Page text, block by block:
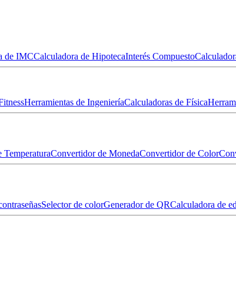
de IMCCalculadora de HipotecaInterés Compuesto
Herramientas de IngenieríaCalculadoras de Física
Convertidor de MonedaConvertidor de Color
Selector de colorGenerador de QRCalculadora de